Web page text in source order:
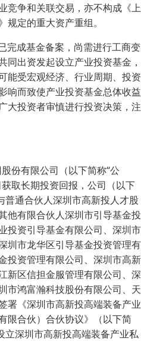
竞争和关联交易，亦不构成《上
定的重大资产重组。
完成基金备案，尚需进行工商变
同出资发起设立产业投资基金，
能受宏观经济、行业周期、投资
响而致使产业投资基金总体收益
大投资者审慎进行投资决策，注
份有限公司（以下简称“公
取长期投资回报，公司（以下
普通合伙人深圳市高新投人才股
他有限合伙人深圳市引导基金投
投资引导基金有限公司、深圳市
圳市龙华区引导基金投资管理有
投资管理有限公司、深圳市高新
新区信担金服管理有限公司、深
市鸿富瀚科技股份有限公司、天
署《深圳市高新投高端装备产业
限合伙）合伙协议》（以下简
立深圳市高新投高端装备产业私